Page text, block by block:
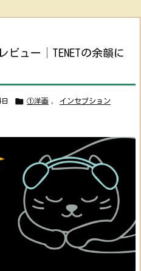
ビュー│TENETの余韻に
日  ①洋画 インセプション